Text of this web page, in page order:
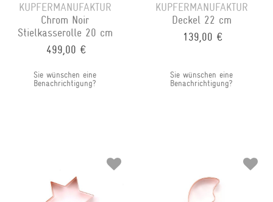
KUPFERMANUFAKTUR
Chrom Noir
Stielkasserolle 20 cm
499,00 €
Sie wünschen eine
Benachrichtigung?
KUPFERMANUFAKTUR
Deckel 22 cm
139,00 €
Sie wünschen eine
Benachrichtigung?